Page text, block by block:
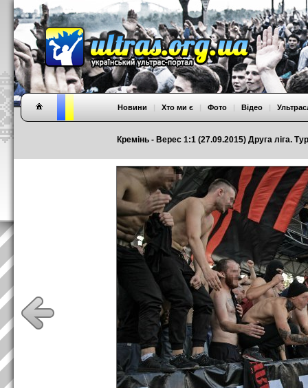
Кремінь - Верес 1:1 (27.09.2015) Друга ліга.
Новини | Хто ми є | Фото | Відео |